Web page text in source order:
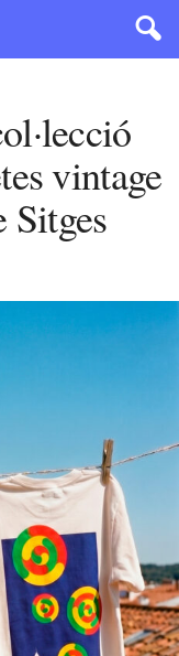
vintage
Sitges